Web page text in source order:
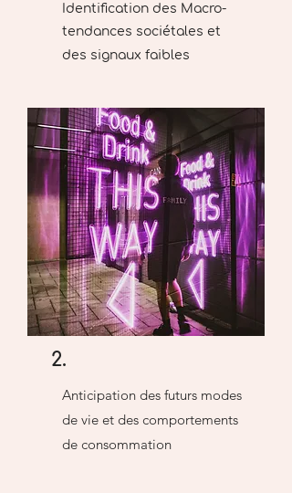
Identification des Macro-
tendances sociétales et
des signaux faibles
2.
Anticipation des futurs modes
de vie et des comportements
de consommation